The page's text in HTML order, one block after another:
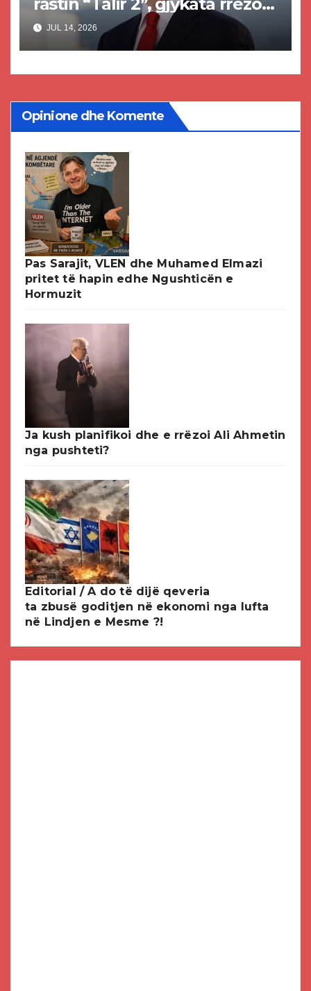
akuzat për ndërtimin e
paligjshëm të selisë së VMRO-
DPMNE-së
JUL 14, 2026
Opinione dhe Komente
Pas Sarajit, VLEN dhe Muhamed Elmazi
pritet të hapin edhe Ngushticën e
Hormuzit
Ja kush planifikoi dhe e rrëzoi Ali Ahmetin
nga pushteti?
Editorial / A do të dijë qeveria
ta zbusë goditjen në ekonomi nga lufta
në Lindjen e Mesme ?!